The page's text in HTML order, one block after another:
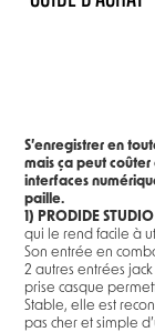
S’enregistrer en
mais ça peut coûter
interfaces
paille.
1) PRODIDE
qui le rend facile à
Son entrée en
2 autres entrées
prise casque
Stable, elle est
pas cher et simple